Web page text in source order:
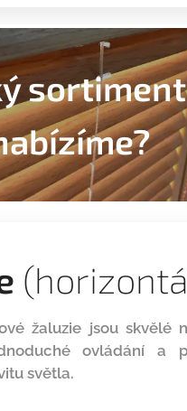
sortiment
žaluzie jsou skvělé
ovládání a
světla.